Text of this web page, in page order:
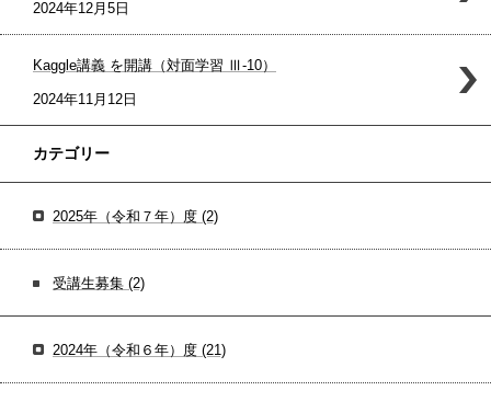
2024年12月5日
Kaggle講義 を開講（対面学習 Ⅲ-10）
2024年11月12日
カテゴリー
2025年（令和７年）度 (2)
受講生募集 (2)
2024年（令和６年）度 (21)